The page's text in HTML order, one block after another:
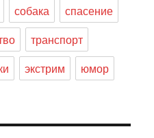
собака
спасение
транспорт
экстрим юмор